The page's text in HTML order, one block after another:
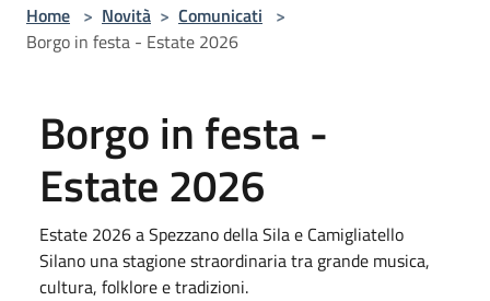
Home > Novità > Comunicati >
Borgo in festa - Estate 2026
Borgo in festa -
Estate 2026
Estate 2026 a Spezzano della Sila e Camigliatello
Silano una stagione straordinaria tra grande musica,
cultura, folklore e tradizioni.